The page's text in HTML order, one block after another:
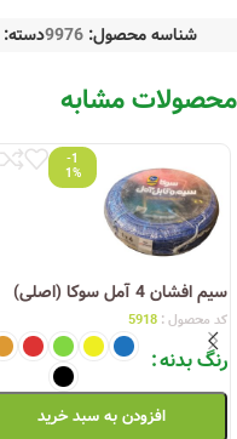
شناسه محصول: 9976دسته:
محصولات مشابه
-1
1%
سیم افشان 4 آمل سوکا (اصلی)
کد محصول : 5918
رنگ بدنه
افزودن به سبد خرید